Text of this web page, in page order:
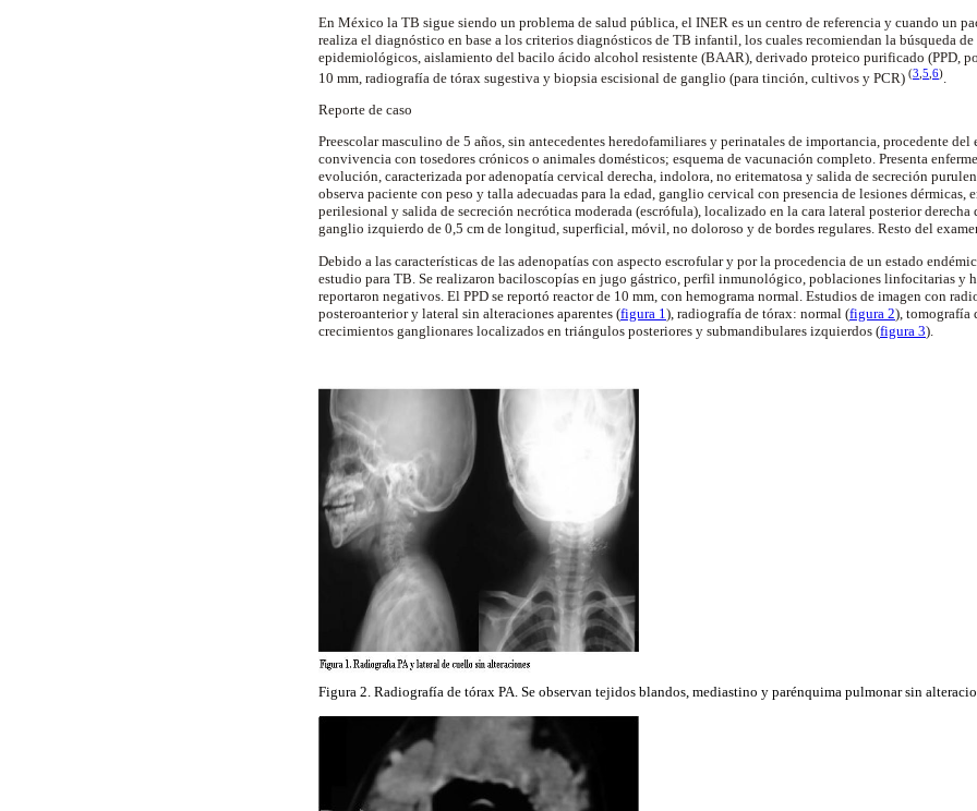
En México la TB sigue siendo un problema de salud pública, el INER es un centro de referencia y cuando un
realiza el diagnóstico en base a los criterios diagnósticos de TB infantil, los cuales recomiendan la búsqueda de
epidemiológicos, aislamiento del bacilo ácido alcohol resistente (BAAR), derivado proteico purificado (PPD,
10 mm, radiografía de tórax sugestiva y biopsia escisional de ganglio (para tinción, cultivos y PCR) (3 5 6).
Reporte de caso
Preescolar masculino de 5 años, sin antecedentes heredofamiliares y perinatales de importancia, procedente del
convivencia con tosedores crónicos o animales domésticos; esquema de vacunación completo. Presenta
evolución, caracterizada por adenopatía cervical derecha, indolora, no eritematosa y salida de secreción
observa paciente con peso y talla adecuadas para la edad, ganglio cervical con presencia de lesiones dérmicas,
perilesional y salida de secreción necrótica moderada (escrófula), localizado en la cara lateral posterior derecha
ganglio izquierdo de 0,5 cm de longitud, superficial, móvil, no doloroso y de bordes regulares. Resto del
Debido a las características de las adenopatías con aspecto escrofular y por la procedencia de un estado
estudio para TB. Se realizaron baciloscopías en jugo gástrico, perfil inmunológico, poblaciones linfocitarias y
reportaron negativos. El PPD se reportó reactor de 10 mm, con hemograma normal. Estudios de imagen con
posteroanterior y lateral sin alteraciones aparentes (figura 1 ), radiografía de tórax: normal (figura 2), tomografía
crecimientos ganglionares localizados en triángulos posteriores y submandibulares izquierdos (figura 3).
Figura 2. Radiografía de tórax PA. Se observan tejidos blandos, mediastino y parénquima pulmonar sin